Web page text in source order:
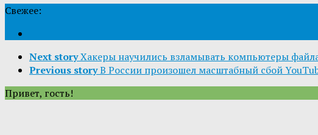
Свежее:
Next storyХакеры научились взламывать компьютеры
Previous storyВ России произошел масштабный сбой
Привет, гость!